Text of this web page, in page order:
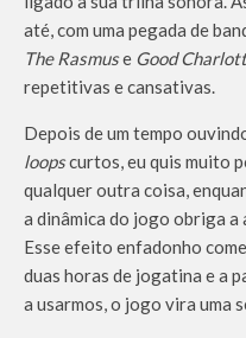
até, com uma pegada de
The Rasmuse Good
repetitivas e cansativas.
Depois de um tempo
loopscurtos, eu quis muito
qualquer outra coisa,
a dinâmica do jogo obriga
Esse efeito enfadonho
duas horas de jogatina e a
a usarmos, o jogo vira uma